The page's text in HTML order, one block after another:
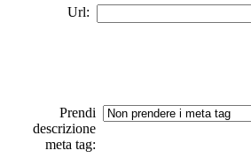
Url:
Prendi
descrizione
meta tag: